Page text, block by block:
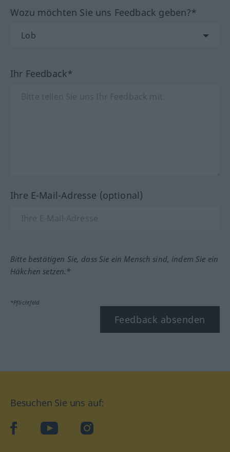
Wozu möchten Sie uns Feedback geben?*
Ihr Feedback*
Ihre E-Mail-Adresse (optional)
Bitte bestätigen Sie, dass Sie ein Mensch sind, indem Sie ein
Häkchen setzen.*
*Pflichtfeld
Feedback absenden
Besuchen Sie uns auf:
facebookYouTube Instagram